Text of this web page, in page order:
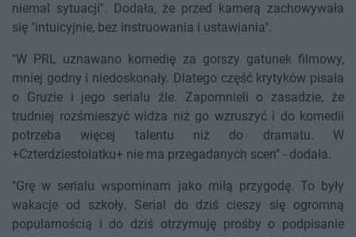
niemal sytuacji". Dodała, że przed kamerą zachowywała
się "intuicyjnie, bez instruowania i ustawiania".
"W PRL uznawano komedię za gorszy gatunek filmowy,
mniej godny i niedoskonały. Dlatego część krytyków pisała
o Gruzie i jego serialu źle. Zapomnieli o zasadzie, że
trudniej rozśmieszyć widza niż go wzruszyć i do komedii
potrzeba więcej talentu niż do dramatu. W
+Czterdziestolatku+ nie ma przegadanych scen" - dodała.
"Grę w serialu wspominam jako miłą przygodę. To były
wakacje od szkoły. Serial do dziś cieszy się ogromną
popularnością i do dziś otrzymuję prośby o podpisanie